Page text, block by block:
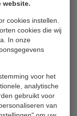
website.
cookies instellen.
cookies die wij
In onze
voor het
analytische
gebruikt voor
van
een van